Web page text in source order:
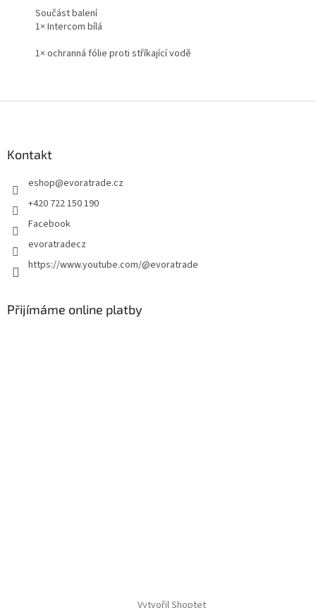
Součást balení
1× Intercom bílá
1× ochranná fólie proti stříkající vodě
Kontakt
eshop@evoratrade.cz
+420 722 150 190
Facebook
evoratradecz
https://www.youtube.com/@evoratrade
Přijímáme online platby